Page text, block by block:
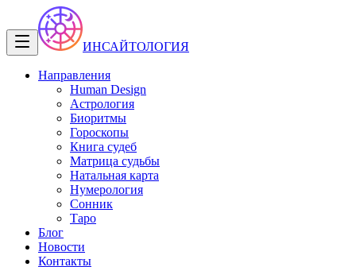
ИНСАЙТОЛОГИЯ
Направления
Human Design
Астрология
Биоритмы
Гороскопы
Книга судеб
Матрица судьбы
Натальная карта
Нумерология
Сонник
Таро
Блог
Новости
Контакты